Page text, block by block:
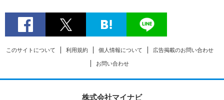
このサイトについて 利用規約 個人情報について 広告掲載のお問い合わせ
お問い合わせ
株式会社マイナビ